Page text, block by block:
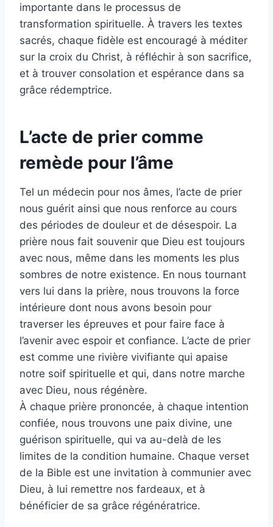
importante dans le processus de
transformation spirituelle. À travers les textes
sacrés, chaque fidèle est encouragé à méditer
sur la croix du Christ, à réfléchir à son sacrifice,
et à trouver consolation et espérance dans sa
grâce rédemptrice.
L’acte de prier comme
remède pour l’âme
Tel un médecin pour nos âmes, l’acte de prier
nous guérit ainsi que nous renforce au cours
des périodes de douleur et de désespoir. La
prière nous fait souvenir que Dieu est toujours
avec nous, même dans les moments les plus
sombres de notre existence. En nous tournant
vers lui dans la prière, nous trouvons la force
intérieure dont nous avons besoin pour
traverser les épreuves et pour faire face à
l’avenir avec espoir et confiance. L’acte de prier
est comme une rivière vivifiante qui apaise
notre soif spirituelle et qui, dans notre marche
avec Dieu, nous régénère.
À chaque prière prononcée, à chaque intention
confiée, nous trouvons une paix divine, une
guérison spirituelle, qui va au-delà de les
limites de la condition humaine. Chaque verset
de la Bible est une invitation à communier avec
Dieu, à lui remettre nos fardeaux, et à
bénéficier de sa grâce régénératrice.